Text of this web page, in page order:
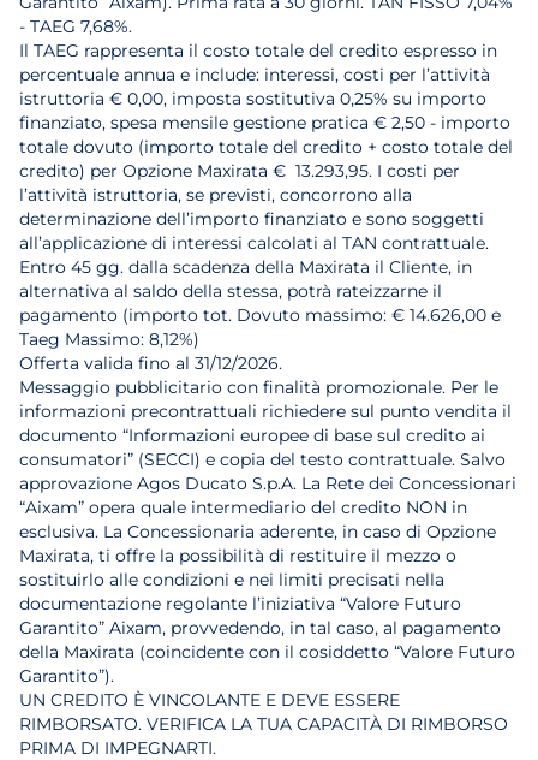
- TAEG 7,68%.
Il TAEG rappresenta il costo totale del credito espresso in
percentuale annua e include: interessi, costi per l’attività
istruttoria € 0,00, imposta sostitutiva 0,25% su importo
finanziato, spesa mensile gestione pratica € 2,50 - importo
totale dovuto (importo totale del credito + costo totale del
credito) per Opzione Maxirata € 13.293,95. I costi per
l’attività istruttoria, se previsti, concorrono alla
determinazione dell’importo finanziato e sono soggetti
all’applicazione di interessi calcolati al TAN contrattuale.
Entro 45 gg. dalla scadenza della Maxirata il Cliente, in
alternativa al saldo della stessa, potrà rateizzarne il
pagamento (importo tot. Dovuto massimo: € 14.626,00 e
Taeg Massimo: 8,12%)
Offerta valida fino al 31/12/2026.
Messaggio pubblicitario con finalità promozionale. Per le
informazioni precontrattuali richiedere sul punto vendita il
documento “Informazioni europee di base sul credito ai
consumatori” (SECCI) e copia del testo contrattuale. Salvo
approvazione Agos Ducato S.p.A. La Rete dei Concessionari
“Aixam” opera quale intermediario del credito NON in
esclusiva. La Concessionaria aderente, in caso di Opzione
Maxirata, ti offre la possibilità di restituire il mezzo o
sostituirlo alle condizioni e nei limiti precisati nella
documentazione regolante l’iniziativa “Valore Futuro
Garantito” Aixam, provvedendo, in tal caso, al pagamento
della Maxirata (coincidente con il cosiddetto “Valore Futuro
Garantito”).
UN CREDITO È VINCOLANTE E DEVE ESSERE
RIMBORSATO. VERIFICA LA TUA CAPACITÀ DI RIMBORSO
PRIMA DI IMPEGNARTI.